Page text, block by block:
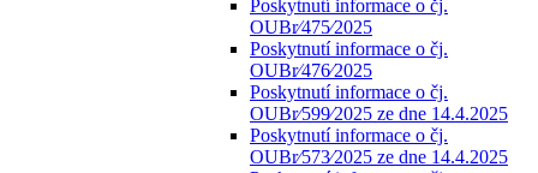
Poskytnutí informace o čj.
OUBr⁄475⁄2025
Poskytnutí informace o čj.
OUBr⁄476⁄2025
Poskytnutí informace o čj.
OUBr⁄599⁄2025 ze dne 14.4.2025
Poskytnutí informace o čj.
OUBr⁄573⁄2025 ze dne 14.4.2025